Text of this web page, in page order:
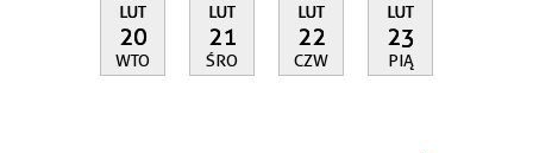
LUT
20
WTO
LUT
21
ŚRO
LUT
22
CZW
LUT
23
PIĄ